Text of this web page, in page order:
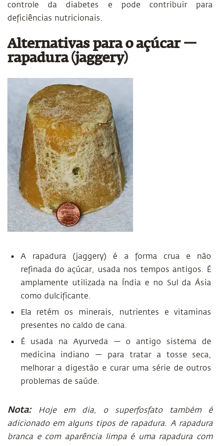
controle da diabetes e pode contribuir para
deficiências nutricionais.
Alternativas para o açúcar —
rapadura (jaggery)
A rapadura (jaggery) é a forma crua e não
refinada do açúcar, usada nos tempos antigos. É
amplamente utilizada na Índia e no Sul da Ásia
como dulcificante.
Ela retém os minerais, nutrientes e vitaminas
presentes no caldo de cana.
É usada na Ayurveda — o antigo sistema de
medicina indiano — para tratar a tosse seca,
melhorar a digestão e curar uma série de outros
problemas de saúde.
Nota:Hoje em dia, o superfosfato também é
adicionado em alguns tipos de rapadura. A rapadura
branca e com aparência limpa é uma rapadura com